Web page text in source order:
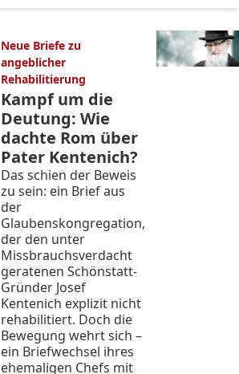
Neue Briefe zu
angeblicher
Rehabilitierung
Kampf um die
Deutung: Wie
dachte Rom über
Pater Kentenich?
Das schien der Beweis
zu sein: ein Brief aus
der
Glaubenskongregation,
der den unter
Missbrauchsverdacht
geratenen Schönstatt-
Gründer Josef
Kentenich explizit nicht
rehabilitiert. Doch die
Bewegung wehrt sich –
ein Briefwechsel ihres
ehemaligen Chefs mit